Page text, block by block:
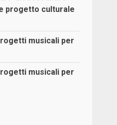
progetto culturale
musicali per
musicali per